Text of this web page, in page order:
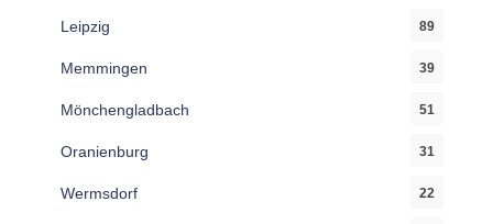
Leipzig 89
Memmingen 39
Mönchengladbach 51
Oranienburg 31
Wermsdorf 22